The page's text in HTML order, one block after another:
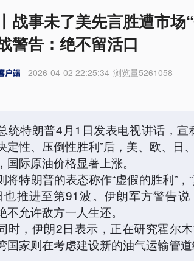
战事未了美先言胜遭市场
警告：绝不留活口
2026-04-02 22:25:34 浏览量5261058
统特朗普4月1日发表电视讲话，宣
定性、压倒性胜利”后，美、欧、日
国际原油价格显著上涨。
将特朗普的表态称作“虚假的胜利”，
也推进至第91波。伊朗军方警告
不允许敌方一人生还。
时，伊朗2日表示，正在研究霍尔
国家则在考虑建设新的油气运输管道